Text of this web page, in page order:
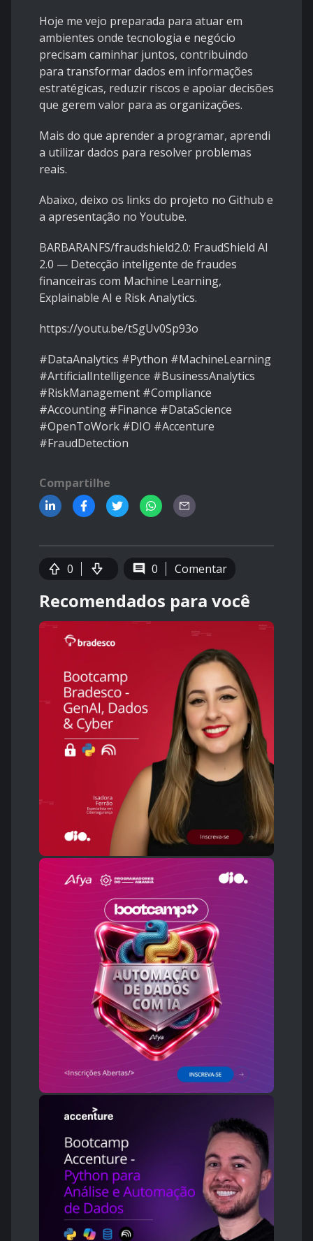
Hoje me vejo preparada para atuar em
ambientes onde tecnologia e negócio
precisam caminhar juntos, contribuindo
para transformar dados em informações
estratégicas, reduzir riscos e apoiar decisões
que gerem valor para as organizações.
Mais do que aprender a programar, aprendi
a utilizar dados para resolver problemas
reais.
Abaixo, deixo os links do projeto no Github e
a apresentação no Youtube.
BARBARANFS/fraudshield2.0: FraudShield AI
2.0 — Detecção inteligente de fraudes
financeiras com Machine Learning,
Explainable AI e Risk Analytics.
https://youtu.be/tSgUv0Sp93o
#DataAnalytics #Python #MachineLearning
#ArtificialIntelligence #BusinessAnalytics
#RiskManagement #Compliance
#Accounting #Finance #DataScience
#OpenToWork #DIO #Accenture
#FraudDetection
Compartilhe
0 0 Comentar
Recomendados para você